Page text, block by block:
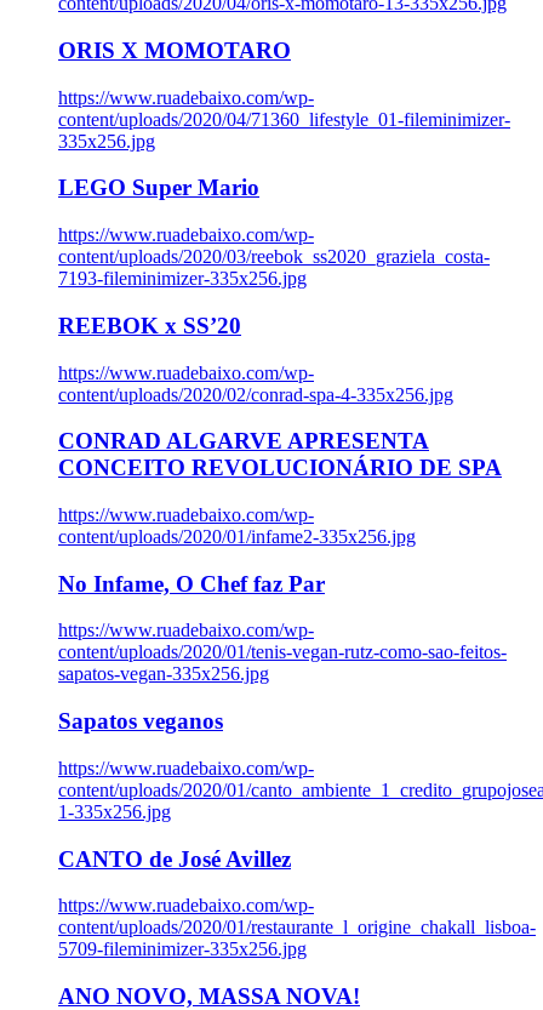
ORIS X MOMOTARO
https://www.ruadebaixo.com/wp-
content/uploads/2020/04/71360_lifestyle_01-fileminimizer-
335x256.jpg
LEGO Super Mario
https://www.ruadebaixo.com/wp-
content/uploads/2020/03/reebok_ss2020_graziela_costa-
7193-fileminimizer-335x256.jpg
REEBOK x SS’20
https://www.ruadebaixo.com/wp-
content/uploads/2020/02/conrad-spa-4-335x256.jpg
CONRAD ALGARVE APRESENTA
CONCEITO REVOLUCIONÁRIO DE SPA
https://www.ruadebaixo.com/wp-
content/uploads/2020/01/infame2-335x256.jpg
No Infame, O Chef faz Par
https://www.ruadebaixo.com/wp-
content/uploads/2020/01/tenis-vegan-rutz-como-sao-feitos-
sapatos-vegan-335x256.jpg
Sapatos veganos
https://www.ruadebaixo.com/wp-
content/uploads/2020/01/
1-335x256.jpg
CANTO de José Avillez
https://www.ruadebaixo.com/wp-
content/uploads/2020/01/restaurante_l_origine_chakall_lisboa-
5709-fileminimizer-335x256.jpg
ANO NOVO, MASSA NOVA!